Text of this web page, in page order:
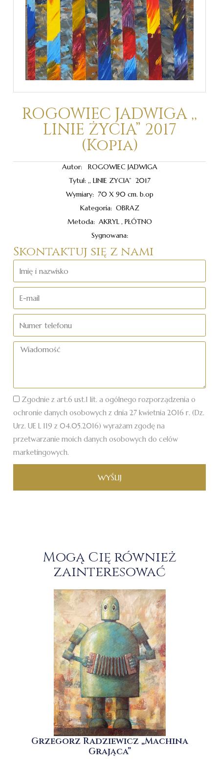
ROGOWIEC JADWIGA ,,
LINIE ŻYCIA” 2017
(Kopia)
Autor: ROGOWIEC JADWIGA
Tytuł: ,, LINIE ZYCIA” 2017
Wymiary: 70 X 90 cm. b.op
Kategoria: OBRAZ
Metoda: AKRYL , PŁÓTNO
Sygnowana:
Skontaktuj się z nami
i
mail
telefonu
Wiadomość
Zgodnie z art.6 ust.1 lit. a ogólnego rozporządzenia o
ochronie danych osobowych z dnia 27 kwietnia 2016 r. (Dz.
Urz. UE L 119 z 04.05.2016) wyrażam zgodę na
przetwarzanie moich danych osobowych do celów
marketingowych.
WYŚLIJ
Mogą Cię również
zainteresować
Grzegorz Radziewicz „Machina
Grająca”